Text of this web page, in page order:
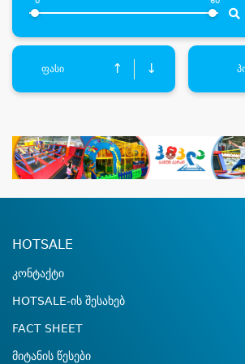
ფასი ↑ ↓
HOTSALE
კონტაქტი
HOTSALE-ის შესახებ
FACT SHEET
მიტანის წესები